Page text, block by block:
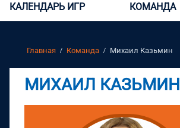
КАЛЕНДАРЬ ИГР КОМАНДА
Главная Команда Михаил Казьмин
МИХАИЛ КАЗЬМИН